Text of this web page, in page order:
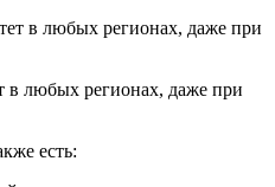
в любых регионах, даже при
есть: